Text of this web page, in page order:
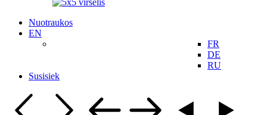
Nuotraukos
EN
FR
DE
RU
Susisiek